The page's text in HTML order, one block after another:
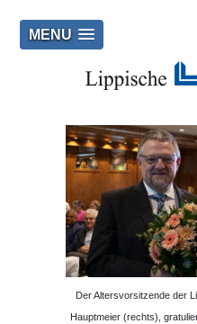
MENU
Der Altersvorsitzende der
Hauptmeier (rechts),